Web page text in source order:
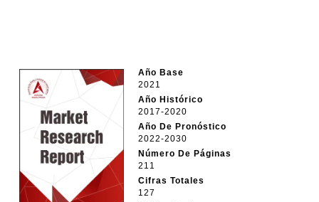
Año Base
2021
Año Histórico
2017-2020
Año De Pronóstico
2022-2030
Número De Páginas
211
Cifras Totales
127